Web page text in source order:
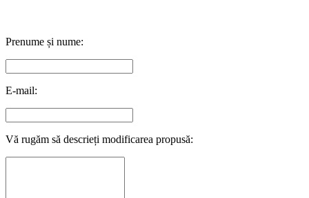
Prenume și nume:
E-mail:
Vă rugăm să descrieți modificarea propusă: